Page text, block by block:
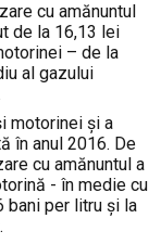
cu amănuntul
de la 16,13 lei
– de la
al gazului
motorinei și a
în anul 2016. De
cu amănuntul a
- în medie cu
bani per litru și la